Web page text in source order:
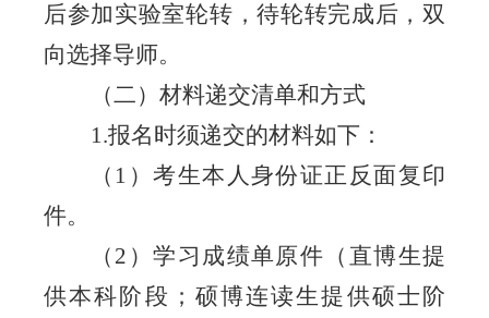
后参加实验室轮转，待轮转完成后，双
向选择导师。
（二）材料递交清单和方式
1.报名时须递交的材料如下：
（ 1）考生本人身份证正反面复印
件。
（ 2）学习成绩单原件（直博生提
供本科阶段；硕博连读生提供硕士阶